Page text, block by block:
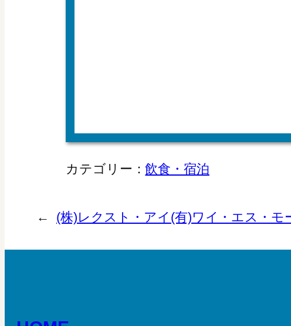
カテゴリー：飲食・宿泊
← (株)レクスト・アイ (有)ワイ・エス・モ